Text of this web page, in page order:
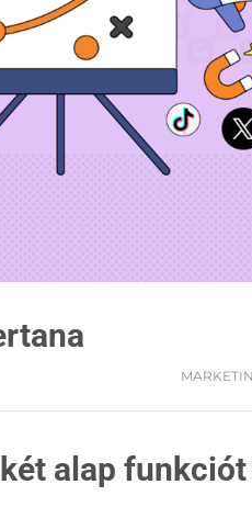
alap